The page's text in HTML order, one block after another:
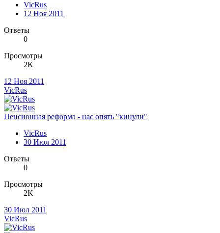
VicRus
12 Ноя 2011
Ответы
0
Просмотры
2K
12 Ноя 2011
VicRus
Пенсионная реформа - нас опять "кинули"
VicRus
30 Июл 2011
Ответы
0
Просмотры
2K
30 Июл 2011
VicRus